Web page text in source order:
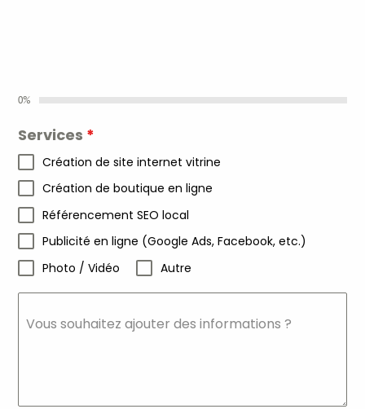
0%
Services *
Création de site internet vitrine
Création de boutique en ligne
Référencement SEO local
Publicité en ligne (Google Ads, Facebook, etc.)
Photo / Vidéo
Autre
Vous souhaitez ajouter des informations ?